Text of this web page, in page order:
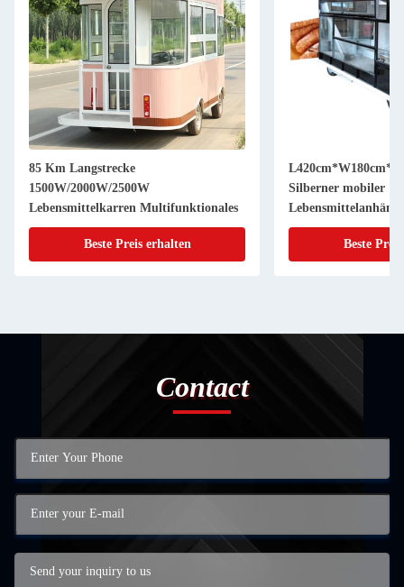
85 Km Langstrecke
1500W/2000W/2500W
Lebensmittelkarren Multifunktionales
Beste Preis erhalten
Silberner mobiler
Beste
Contact